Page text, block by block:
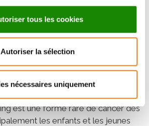
tous les cookies
Autoriser la sélection
nécessaires uniquement
dans le sarcome d’Ewing,
enfants et adolescents
est une forme rare de cancer des
les enfants et les jeunes